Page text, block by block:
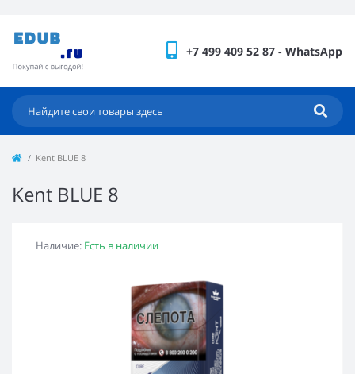
+7 499 409 52 87 - WhatsApp
Kent BLUE 8
Kent BLUE 8
Наличие: Есть в наличии